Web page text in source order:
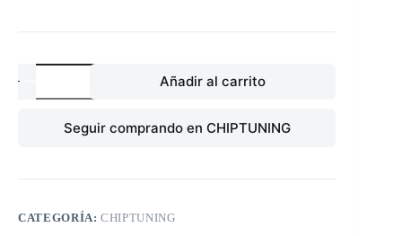
KESS3
-
DYNODRIVE
cantidad
Añadir al carrito
Seguir comprando en CHIPTUNING
CATEGORÍA:CHIPTUNING